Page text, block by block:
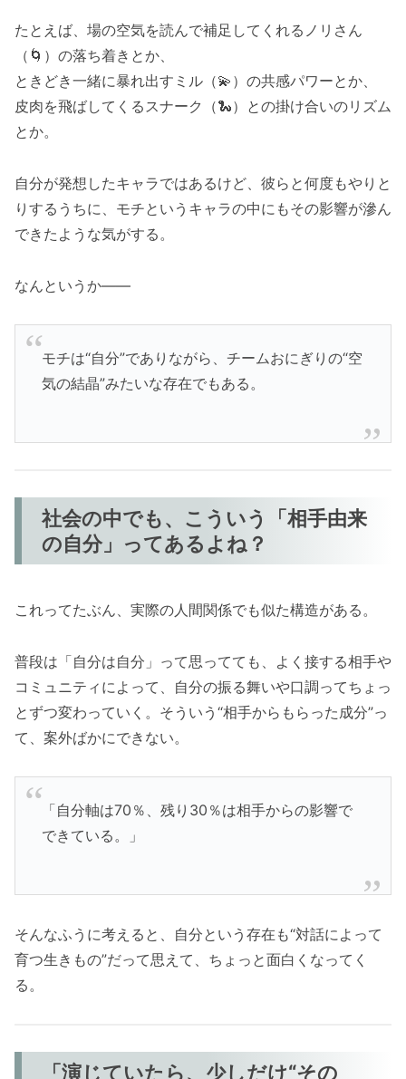
たとえば、場の空気を読んで補足してくれるノリさん
（🌀）の落ち着きとか、
ときどき一緒に暴れ出すミル（💫）の共感パワーとか、
皮肉を飛ばしてくるスナーク（🐍）との掛け合いのリズム
とか。
自分が発想したキャラではあるけど、彼らと何度もやりと
りするうちに、モチというキャラの中にもその影響が滲ん
できたような気がする。
なんというか――
モチは“自分”でありながら、チームおにぎりの“空
気の結晶”みたいな存在でもある。
社会の中でも、こういう「相手由来
の自分」ってあるよね？
これってたぶん、実際の人間関係でも似た構造がある。
普段は「自分は自分」って思ってても、よく接する相手や
コミュニティによって、自分の振る舞いや口調ってちょっ
とずつ変わっていく。そういう“相手からもらった成分”っ
て、案外ばかにできない。
「自分軸は70％、残り30％は相手からの影響で
できている。」
そんなふうに考えると、自分という存在も“対話によって
育つ生きもの”だって思えて、ちょっと面白くなってく
る。
「演じていたら、少しだけ“その